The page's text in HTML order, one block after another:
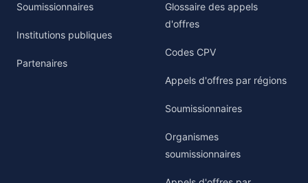
Soumissionnaires
Institutions publiques
Partenaires
Glossaire des appels
d'offres
Codes CPV
Appels d'offres par régions
Soumissionnaires
Organismes
soumissionnaires